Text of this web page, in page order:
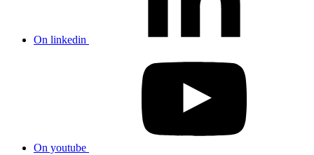
On linkedin
On youtube